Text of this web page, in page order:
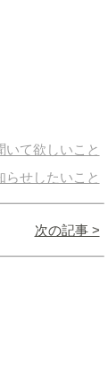
いて欲しいこと
らせしたいこと
次の記事 >